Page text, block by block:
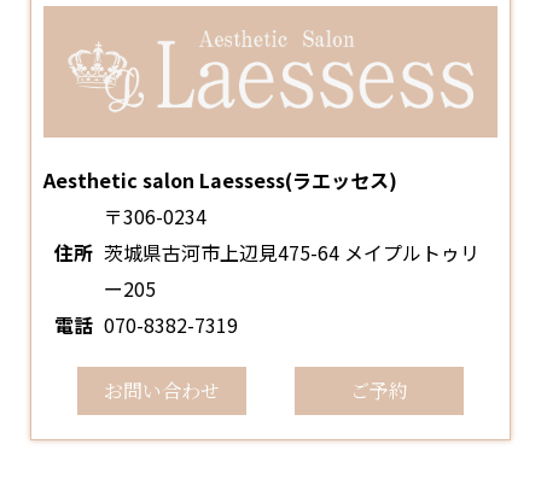
Aesthetic salon Laessess(ラエッセス)
住所
〒306-0234
茨城県古河市上辺見475-64 メイプルトゥリ
ー205
電話 070-8382-7319
お問い合わせ ご予約